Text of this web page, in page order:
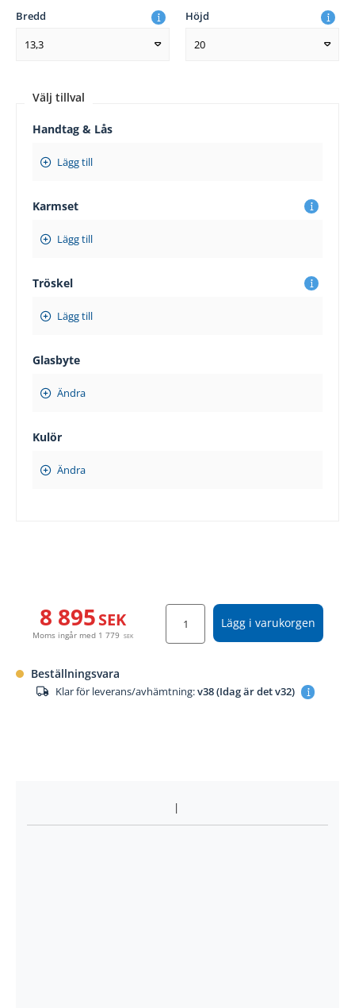
Bredd
13,3
Höjd
20
Välj tillval
Handtag & Lås
Lägg till
Karmset
Lägg till
Tröskel
Lägg till
Glasbyte
Ändra
Kulör
Ändra
Lägg i varukorgen
8 895SEK
Moms ingår med 1 779 SEK
Beställningsvara
Klar för leverans/avhämtning:v38 (Idag är det v32)